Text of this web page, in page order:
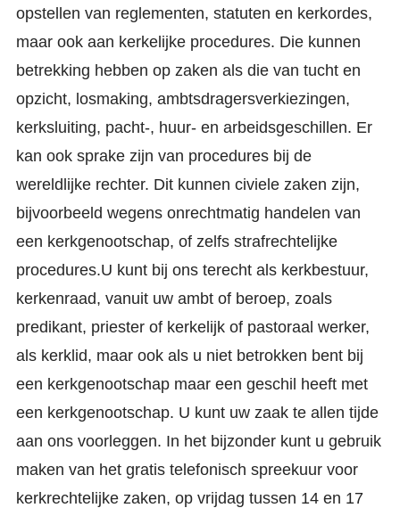
opstellen van reglementen, statuten en kerkordes,
maar ook aan kerkelijke procedures. Die kunnen
betrekking hebben op zaken als die van tucht en
opzicht, losmaking, ambtsdragersverkiezingen,
kerksluiting, pacht-, huur- en arbeidsgeschillen. Er
kan ook sprake zijn van procedures bij de
wereldlijke rechter. Dit kunnen civiele zaken zijn,
bijvoorbeeld wegens onrechtmatig handelen van
een kerkgenootschap, of zelfs strafrechtelijke
procedures.U kunt bij ons terecht als kerkbestuur,
kerkenraad, vanuit uw ambt of beroep, zoals
predikant, priester of kerkelijk of pastoraal werker,
als kerklid, maar ook als u niet betrokken bent bij
een kerkgenootschap maar een geschil heeft met
een kerkgenootschap. U kunt uw zaak te allen tijde
aan ons voorleggen. In het bijzonder kunt u gebruik
maken van het gratis telefonisch spreekuur voor
kerkrechtelijke zaken, op vrijdag tussen 14 en 17